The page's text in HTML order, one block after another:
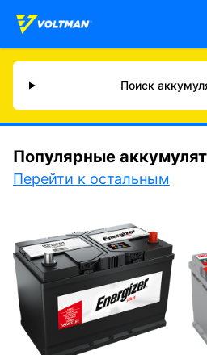
Поиск
Популярные
Перейти к остальным